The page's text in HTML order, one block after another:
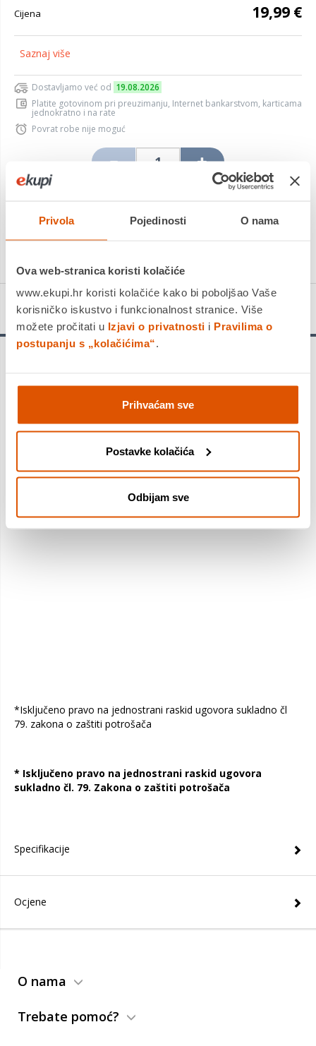
Privola Pojedinosti O nama
Ova web-stranica koristi kolačiće
www.ekupi.hr koristi kolačiće kako bi poboljšao Vaše
korisničko iskustvo i funkcionalnost stranice. Više
možete pročitati u Izjavi o privatnosti i Pravilima o
postupanju s „kolačićima“.
Prihvaćam sve
Postavke kolačića
Odbijam sve
Cijena 19,99 €
Saznaj više
Dostavljamo već od 19.08.2026
Platite gotovinom pri preuzimanju, Internet bankarstvom, karticama
jednokratno i na rate
Povrat robe nije moguć
Detalji proizvoda
*Isključeno pravo na jednostrani raskid ugovora sukladno čl
79. zakona o zaštiti potrošača
* Isključeno pravo na jednostrani raskid ugovora
sukladno čl. 79. Zakona o zaštiti potrošača
Specifikacije
Ocjene
O nama
Trebate pomoć?